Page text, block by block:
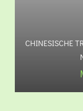
CHINESISCHE